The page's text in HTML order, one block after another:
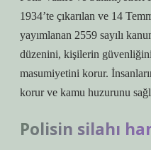
1934’te çıkarılan ve 14
yayımlanan 2559 sayılı
düzenini, kişilerin
masumiyetini korur.
korur ve kamu huzurunu
Polisin silahı